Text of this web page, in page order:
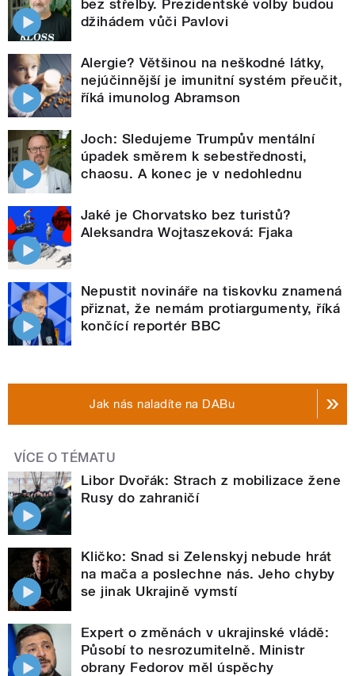
bez střelby. Prezidentské volby budou
džihádem vůči Pavlovi
Alergie? Většinou na neškodné látky,
nejúčinnější je imunitní systém přeučit,
říká imunolog Abramson
Joch: Sledujeme Trumpův mentální
úpadek směrem k sebestřednosti,
chaosu. A konec je v nedohlednu
Jaké je Chorvatsko bez turistů?
Aleksandra Wojtaszeková: Fjaka
Nepustit novináře na tiskovku znamená
přiznat, že nemám protiargumenty, říká
končící reportér BBC
Jak nás naladíte na DABu
VÍCE O TÉMATU
Libor Dvořák: Strach z mobilizace žene
Rusy do zahraničí
Kličko: Snad si Zelenskyj nebude hrát
na mača a poslechne nás. Jeho chyby
se jinak Ukrajině vymstí
Expert o změnách v ukrajinské vládě:
Působí to nesrozumitelně. Ministr
obrany Fedorov měl úspěchy